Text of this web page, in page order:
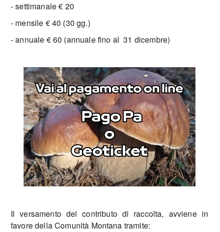
- settimanale € 20
- mensile € 40 (30 gg.)
- annuale € 60 (annuale fino al 31 dicembre)
Il versamento del contributo di raccolta, avviene in
favore della Comunità Montana tramite: